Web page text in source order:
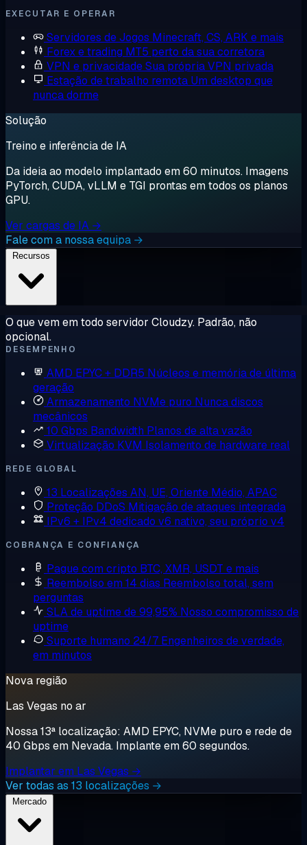
EXECUTAR E OPERAR
Servidores de Jogos Minecraft, CS, ARK e mais
Forex e trading MT5 perto da sua corretora
VPN e privacidadeSua própria VPN privada
Estação de trabalho remota Um desktop que
nunca dorme
Solução
Treino e inferência de IA
Da ideia ao modelo implantado em 60 minutos. Imagens
PyTorch, CUDA, vLLM e TGI prontas em todos os planos
GPU.
Ver cargas de IA →
Fale com a nossa equipa →
O que vem em todo servidor Cloudzy. Padrão, não
opcional.
DESEMPENHO
AMD EPYC + DDR5 Núcleos e memória de última
geração
Armazenamento NVMe puro Nunca discos
mecânicos
10 Gbps Bandwidth Planos de alta vazão
Virtualização KVM Isolamento de hardware real
REDE GLOBAL
13 Localizações AN, UE, Oriente Médio, APAC
Proteção DDoS Mitigação de ataques integrada
IPv6 + IPv4 dedicado v6 nativo, seu próprio v4
COBRANÇA E CONFIANÇA
Pague com cripto BTC, XMR, USDT e mais
Reembolso em 14 dias Reembolso total, sem
perguntas
SLA de uptime de 99,95% Nosso compromisso de
uptime
Suporte humano 24/7 Engenheiros de verdade,
em minutos
Nova região
Las Vegas no ar
Nossa 13ª localização: AMD EPYC, NVMe puro e rede de
40 Gbps em Nevada. Implante em 60 segundos.
Implantar em Las Vegas →
Ver todas as 13 localizações →